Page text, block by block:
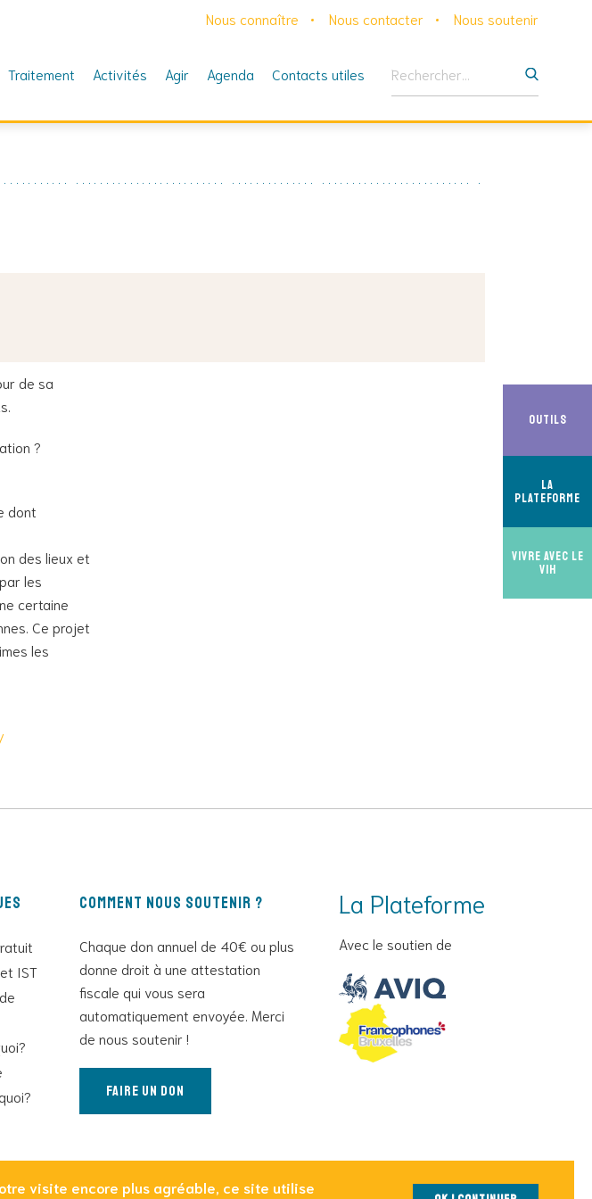
Nous connaître Nous contacter Nous soutenir
Traitement Activités Agir Agenda Contacts utiles
Outils
La
Plateforme
Vivre avec le
VIH
de sa
?
dont
des lieux et
les
certaine
Ce projet
les
IST
Comment nous soutenir ?
Chaque don annuel de 40€ ou plus
donne droit à une attestation
fiscale qui vous sera
automatiquement envoyée. Merci
de nous soutenir !
Faire un don
La Plateforme
Avec le soutien de
visite encore plus agréable, ce site utilise